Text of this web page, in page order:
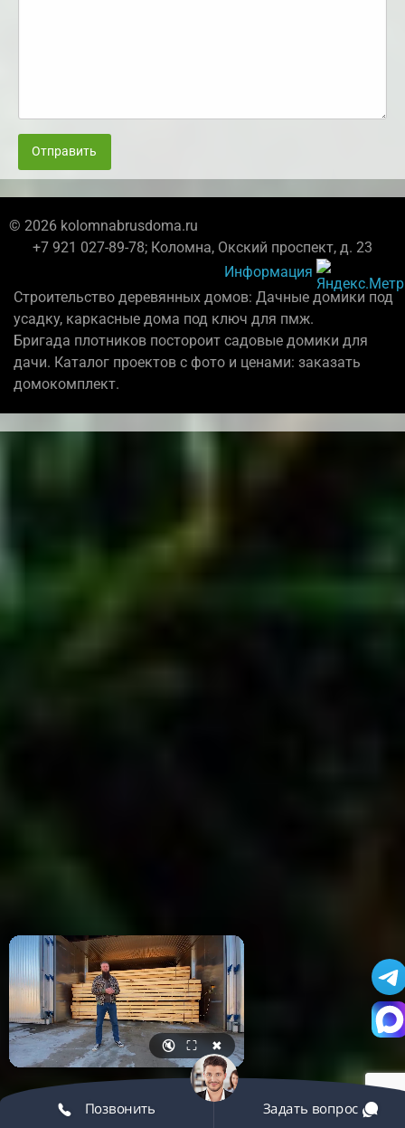
Отправить
© 2026 kolomnabrusdoma.ru
+7 921 027-89-78; Коломна, Окский проспект, д. 23
Информация
Строительство деревянных домов: Дачные домики под
усадку, каркасные дома под ключ для пмж.
Бригада плотников постороит садовые домики для
дачи. Каталог проектов с фото и ценами: заказать
домокомплект.
🔇 ⛶ ✖
Позвонить Задать вопрос